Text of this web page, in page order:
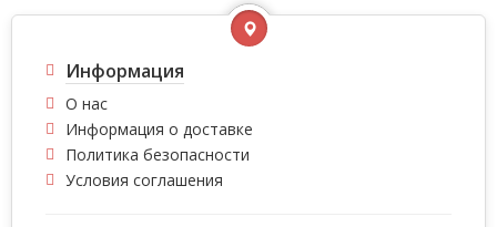
Информация
О нас
Информация о доставке
Политика безопасности
Условия соглашения